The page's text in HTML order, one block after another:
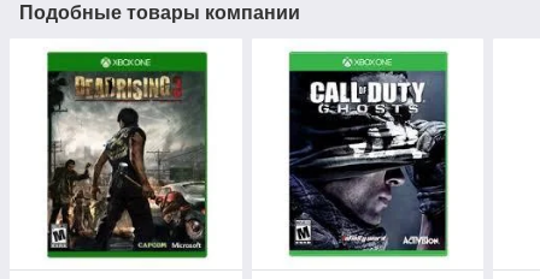
Подобные товары компании